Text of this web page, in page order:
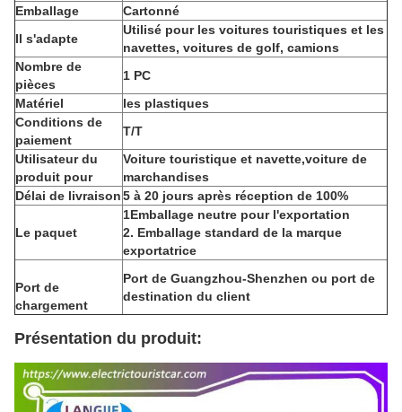
Emballage
Cartonné
Il s'adapte
Utilisé pour les voitures touristiques et les
navettes, voitures de golf, camions
Nombre de
pièces
1 PC
Matériel
les plastiques
Conditions de
paiement
T/T
Utilisateur du
produit pour
Voiture touristique et navette,voiture de
marchandises
Délai de livraison5 à 20 jours après réception de 100%
Le paquet
1Emballage neutre pour l'exportation
2. Emballage standard de la marque
exportatrice
Port de
chargement
Port de Guangzhou-Shenzhen ou port de
destination du client
Présentation du produit: